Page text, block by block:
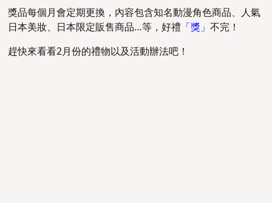
獎品每個月會定期更換，內容包含知名動漫角色商品、人氣
日本美妝、日本限定販售商品…等，好禮 「獎」不完！
趕快來看看2月份的禮物以及活動辦法吧！